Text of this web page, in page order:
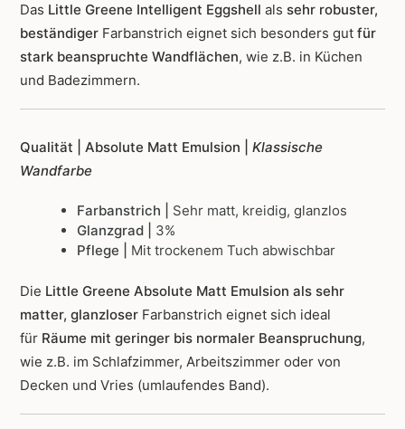
Das Little Greene Intelligent Eggshell als sehr robuster,
beständiger Farbanstrich eignet sich besonders gut für
stark beanspruchte Wandflächen, wie z.B. in Küchen
und Badezimmern.
Qualität | Absolute Matt Emulsion | Klassische
Wandfarbe
Farbanstrich | Sehr matt, kreidig, glanzlos
Glanzgrad | 3%
Pflege | Mit trockenem Tuch abwischbar
Die Little Greene Absolute Matt Emulsion als sehr
matter, glanzloser Farbanstrich eignet sich ideal
für Räume mit geringer bis normaler Beanspruchung,
wie z.B. im Schlafzimmer, Arbeitszimmer oder von
Decken und Vries (umlaufendes Band).